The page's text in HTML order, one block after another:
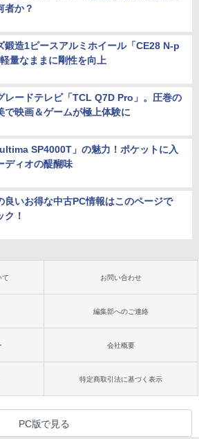
者か？
鍛造1ピースアルミホイール「CE28 N-p
量なままに剛性を向上
レードテレビ「TCL Q7D Pro」。圧巻の
で映画＆ゲームが極上体験に
SP4000T」の魅力！ポケットに入
ディオの醍醐味
良いお得な中古PC情報はこのページで
ク！
て お問い合わせ
編集部へのご連絡
会社概要
特定商取引法に基づく表示
PC版で見る